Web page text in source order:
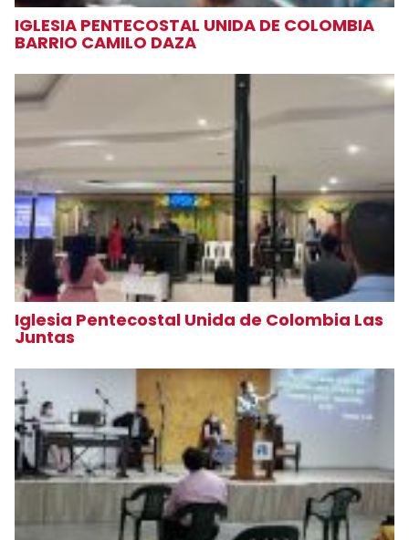
IGLESIA PENTECOSTAL UNIDA DE COLOMBIA
BARRIO CAMILO DAZA
Iglesia Pentecostal Unida de Colombia Las
Juntas